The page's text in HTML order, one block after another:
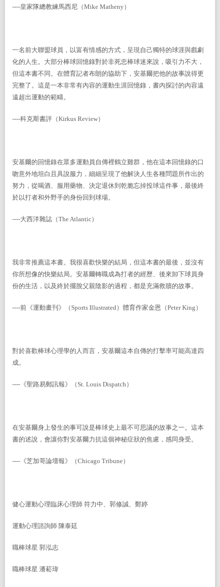
----皇家隊總教練馬西尼（Mike Matheny）
一名前大聯盟球員，以富有情感的方式，呈現自己獨特的球涯與戲劇
化的人生。大部分棒球回憶錄對於非死忠棒球迷來說，吸引力不大，
但這本書不同。在體育記者布朗的協助下，安基爾把他的故事說得更
完整了。這是一本非常有內容的運動生涯回憶錄，書內探討的內容遠
遠超出運動的範疇。
----科克斯書評（Kirkus Review）
安基爾的回憶錄在眾多運動員自傳裡鶴立雞群，他在這本回憶錄的口
吻意外地坦白且具說服力，細細呈現了他解決人生各種問題所作出的
努力，從喝酒、服用藥物、決定退休到乾脆忘掉投球這件事，最後終
於以打者和外野手的身份回到球場。
----大西洋雜誌（The Atlantic）
我非常推薦這本書。我很喜歡快樂的結局，但這本書的最後，並沒有
你所想像的快樂結局。安基爾轉職成為打者的經歷、後來卸下球員身
份的生活，以及終於擺脫父親陰影的過程，都是充滿救贖的故事。
----前《運動畫刊》（ Sports Illustrated ）體育作家金恩（Peter King ）
對於喜歡棒球心理學的人而言，安基爾這本自傳的打擊率可能高達四
成。
---- 《聖路易郵訊報》（ St. Louis Dispatch ）
在安基爾身上發生的事可說是棒球史上最不可思議的故事之一。這本
書的述說，會讓你對安基爾力抗這個神秘症狀的焦慮，感同身受。
---- 《芝加哥論壇報》（Chicago Tribune）
健心運動心理臨床心理師 符力中、郭修誠、鄭婷
運動心理諮詢師 陳泰廷
職棒球星 郭泓志
職棒球星 潘菘瑋